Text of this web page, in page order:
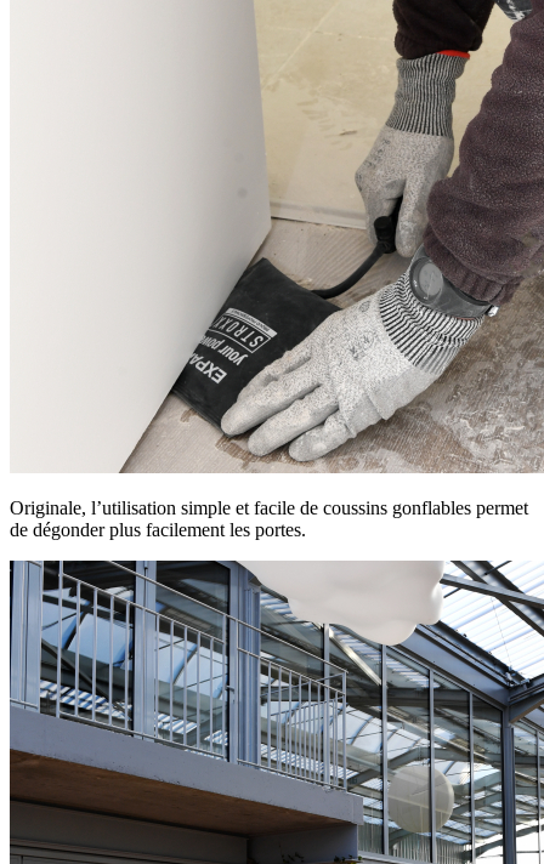
Originale, l’utilisation simple et facile de coussins gonflables permet
de dégonder plus facilement les portes.